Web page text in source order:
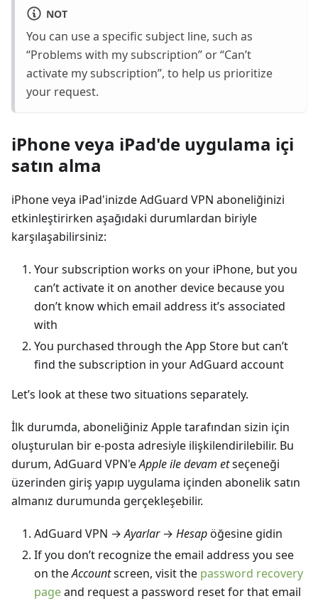
NOT
You can use a specific subject line, such as
“Problems with my subscription” or “Canʼt
activate my subscription”, to help us prioritize
your request.
iPhone veya iPad'de uygulama içi
satın alma
iPhone veya iPad'inizde AdGuard VPN aboneliğinizi
etkinleştirirken aşağıdaki durumlardan biriyle
karşılaşabilirsiniz:
Your subscription works on your iPhone, but you
canʼt activate it on another device because you
donʼt know which email address itʼs associated
with
You purchased through the App Store but canʼt
find the subscription in your AdGuard account
Letʼs look at these two situations separately.
İlk durumda, aboneliğiniz Apple tarafından sizin için
oluşturulan bir e-posta adresiyle ilişkilendirilebilir. Bu
durum, AdGuard VPN'eApple ile devam etseçeneği
üzerinden giriş yapıp uygulama içinden abonelik satın
almanız durumunda gerçekleşebilir.
AdGuard VPN →Ayarlar→ Hesapöğesine gidin
If you donʼt recognize the email address you see
on theAccountscreen, visit the password recovery
pageand request a password reset for that email